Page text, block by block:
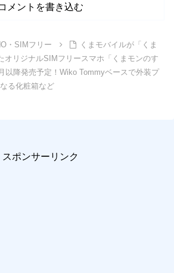
メントを書き込む
・SIMフリー
くまモバイルが「くま
オリジナルSIMフリースマホ「くまモンのす
以降発売予定！Wiko Tommyベースで外装プ
る化粧箱など
スポンサーリンク